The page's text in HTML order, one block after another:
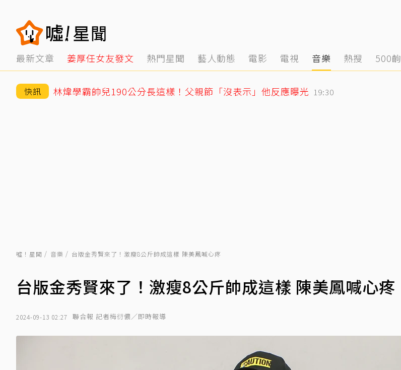
最新文章 姜厚任女友發文 熱門星聞 藝人動態 電影 電視 音樂 熱搜 500齣
快訊 林煒學霸帥兒190公分長這樣！父親節「沒表示」他反應曝光 19:30
噓！星聞 音樂 台版金秀賢來了！激瘦8公斤帥成這樣 陳美鳳喊心疼
台版金秀賢來了！激瘦8公斤帥成這樣 陳美鳳喊心疼
2024-09-13 02:27 聯合報 記者梅衍儂／即時報導